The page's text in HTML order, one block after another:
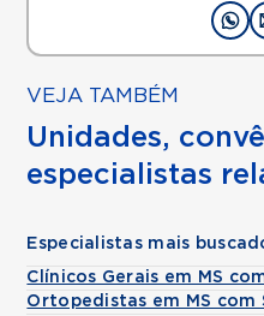
VEJA TAMBÉM
Unidades,
especialistas
Especialistas mais
Clínicos Gerais em MS
Ortopedistas em MS com